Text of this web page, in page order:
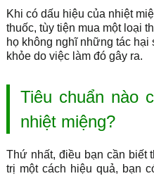
Khi có dấu hiệu của nhiệt
thuốc, tùy tiện mua một loại
họ không nghĩ những tác
khỏe do việc làm đó gây ra.
Tiêu chuẩn nào
nhiệt miệng?
Thứ nhất, điều bạn cần biết
trị một cách hiệu quả, bạn